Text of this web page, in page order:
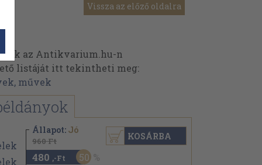
Vissza az előző oldalra
az Antikvarium.hu-n
listáját itt tekintheti meg:
művek
Állapot: Jó
960 Ft
480 ,-Ft 50
KOSÁRBA